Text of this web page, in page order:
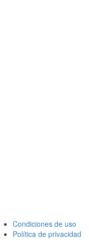
Condiciones de uso
Política de privacidad